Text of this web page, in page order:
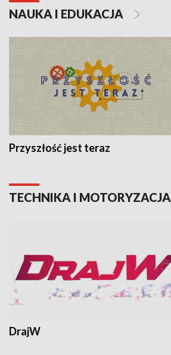
NAUKA I EDUKACJA
Przyszłość jest teraz
TECHNIKA I MOTORYZACJA
DrajW